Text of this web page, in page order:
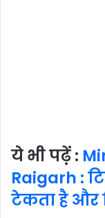
ये भी पढ़ें :
Raigarh :
टेकता है और